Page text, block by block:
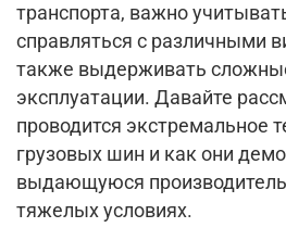
транспорта, важно
справляться с различными
также выдерживать
эксплуатации. Давайте
проводится экстремальное
грузовых шин и как они
выдающуюся
тяжелых условиях.